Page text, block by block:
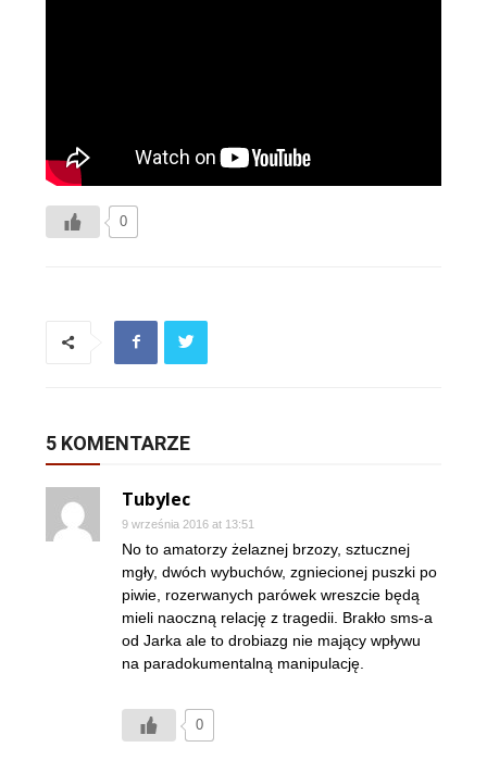
0
5 KOMENTARZE
Tubylec
9 września 2016 at 13:51
No to amatorzy żelaznej brzozy, sztucznej
mgły, dwóch wybuchów, zgniecionej puszki po
piwie, rozerwanych parówek wreszcie będą
mieli naoczną relację z tragedii. Brakło sms-a
od Jarka ale to drobiazg nie mający wpływu
na paradokumentalną manipulację.
0